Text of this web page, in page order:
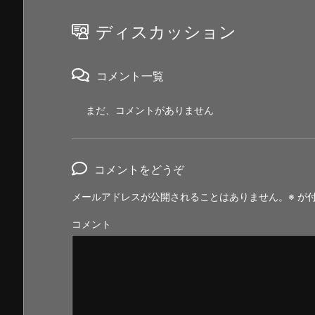
ディスカッション
コメント一覧
まだ、コメントがありません
コメントをどうぞ
メールアドレスが公開されることはありません。 ※ が
コメント